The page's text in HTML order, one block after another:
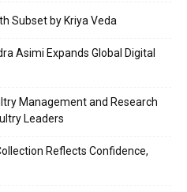
Subset by Kriya Veda
Asimi Expands Global Digital
Management and Research
Leaders
Reflects Confidence,